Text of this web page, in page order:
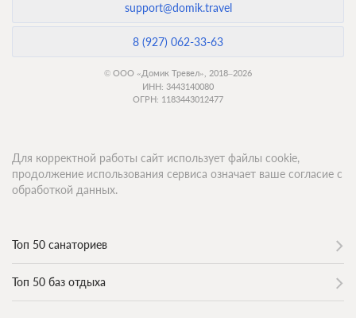
support@domik.travel
8 (927) 062-33-63
© ООО «Домик Тревел», 2018–2026
ИНН: 3443140080
ОГРН: 1183443012477
Топ 50 санаториев
Топ 50 баз отдыха
Для корректной работы сайт использует файлы cookie,
продолжение использования сервиса означает ваше согласие с
обработкой данных.